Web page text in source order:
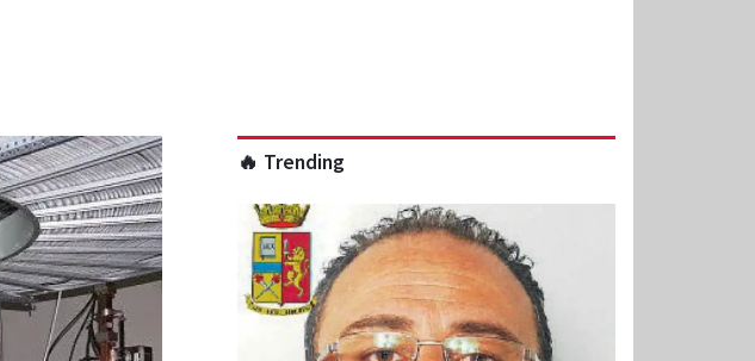
🔥 Trending